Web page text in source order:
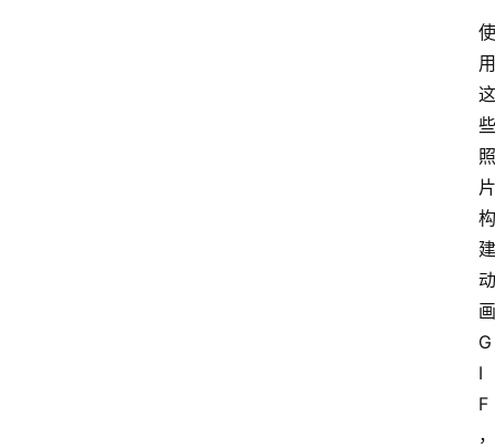
使
用
这
些
照
片
构
建
动
画
G
I
F
，